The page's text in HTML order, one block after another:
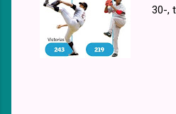
30-,